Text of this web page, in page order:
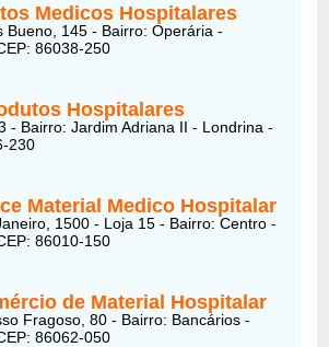
Medicos Hospitalares
Bueno, 145 - Bairro: Operária -
86038-250
Hospitalares
- Bairro: Jardim Adriana II - Londrina -
230
Material Medico Hospitalar
1500 - Loja 15 - Bairro: Centro -
86010-150
de Material Hospitalar
Fragoso, 80 - Bairro: Bancários -
86062-050